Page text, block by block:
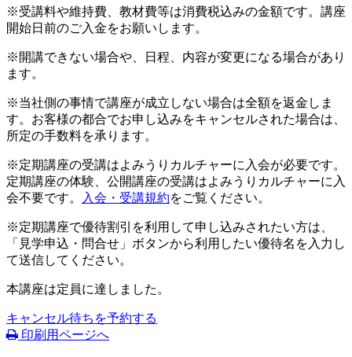
※受講料や維持費、教材費等は消費税込みの金額です。講座
開始日前のご入金をお願いします。
※開講できない場合や、日程、内容が変更になる場合があり
ます。
※当社側の事情で講座が成立しない場合は全額を返金しま
す。お客様の都合でお申し込みをキャンセルされた場合は、
所定の手数料を承ります。
※定期講座の受講はよみうりカルチャーに入会が必要です。
定期講座の体験、公開講座の受講はよみうりカルチャーに入
会不要です。
入会・受講規約をご覧ください。
※定期講座で優待割引を利用して申し込みされたい方は、
「見学申込・問合せ」ボタンから利用したい優待名を入力し
て送信してください。
本講座は定員に達しました。
キャンセル待ちを予約する
印刷用ページへ